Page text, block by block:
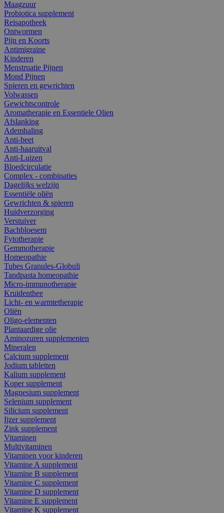
Maagzuur
Probiotica supplement
Reisapotheek
Ontwormen
Pijn en Koorts
Antimigraine
Kinderen
Menstruatie Pijnen
Mond Pijnen
Spieren en gewrichten
Volwassen
Gewichtscontrole
Aromatherapie en Essentiele Olien
Afslanking
Ademhaling
Anti-beet
Anti-haaruitval
Anti-Luizen
Bloedcirculatie
Complex - combinaties
Dagelijks welzijn
Essentiële oliën
Gewrichten & spieren
Huidverzorging
Verstuiver
Bachbloesem
Fytotherapie
Gemmotherapie
Homeopathie
Tubes Granules-Globuli
Tandpasta homeopathie
Micro-immunotherapie
Kruidenthee
Licht- en warmtetherapie
Oliën
Oligo-elementen
Plantaardige olie
Aminozuren supplementen
Mineralen
Calcium supplement
Jodium tabletten
Kalium supplement
Koper supplement
Magnesium supplement
Selenium supplement
Silicium supplement
Ijzer supplement
Zink supplement
Vitaminen
Multivitaminen
Vitaminen voor kinderen
Vitamine A supplement
Vitamine B supplement
Vitamine C supplement
Vitamine D supplement
Vitamine E supplement
Vitamine K supplement